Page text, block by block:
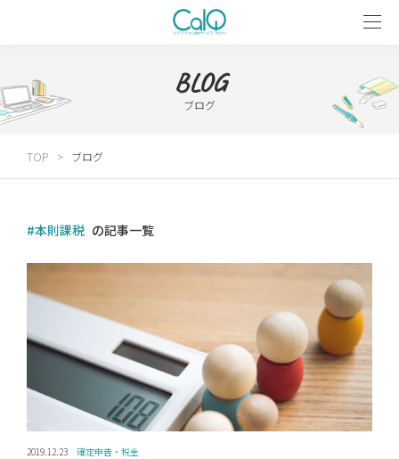
BLOG
ブログ
TOP ブログ
#本則課税 の記事一覧
2019.12.23 確定申告・税金